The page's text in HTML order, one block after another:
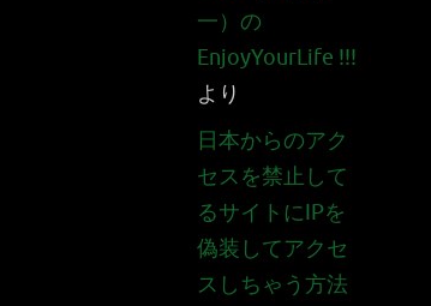
一）の
EnjoyYourLife !!!
より
日本からのアク
セスを禁止して
るサイトにIPを
偽装してアクセ
スしちゃう方法